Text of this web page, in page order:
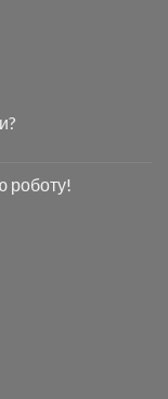
роботу!